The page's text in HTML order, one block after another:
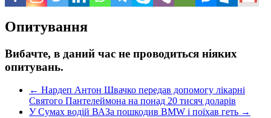
Опитування
Вибачте, в даний час не проводиться ніяких
опитувань.
← Нардеп Антон Швачко передав допомогу лікарні
Святого Пантелеймона на понад 20 тисяч доларів
У Сумах водій ВАЗа пошкодив BMW і поїхав геть →